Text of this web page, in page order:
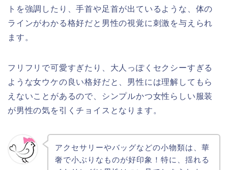
トを強調したり、手首や足首が出ているような、体の
ラインがわかる格好だと男性の視覚に刺激を与えられ
ます。
フリフリで可愛すぎたり、大人っぽくセクシーすぎる
ような女ウケの良い格好だと、男性には理解してもら
えないことがあるので、シンプルかつ女性らしい服装
が男性の気を引くチョイスとなります。
アクセサリーやバッグなどの小物類は、華
奢で小ぶりなものが好印象！特に、揺れる